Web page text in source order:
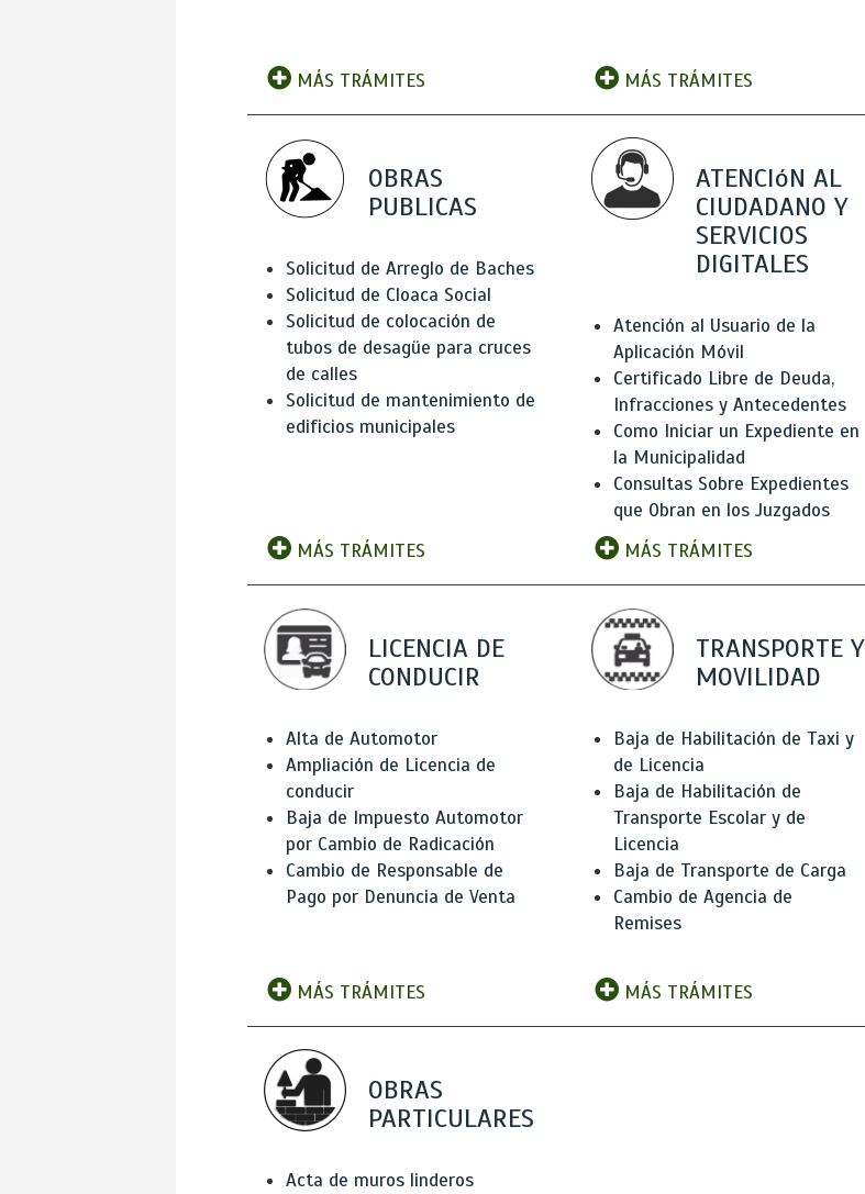
MÁS TRÁMITES MÁS TRÁMITES
OBRAS
PUBLICAS
Solicitud de Arreglo de Baches
Solicitud de Cloaca Social
Solicitud de colocación de
tubos de desagüe para cruces
de calles
Solicitud de mantenimiento de
edificios municipales
MÁS TRÁMITES
ATENCIóN AL
CIUDADANO Y
SERVICIOS
DIGITALES
Atención al Usuario de la
Aplicación Móvil
Certificado Libre de Deuda,
Infracciones y Antecedentes
Como Iniciar un Expediente en
la Municipalidad
Consultas Sobre Expedientes
que Obran en los Juzgados
MÁS TRÁMITES
LICENCIA DE
CONDUCIR
Alta de Automotor
Ampliación de Licencia de
conducir
Baja de Impuesto Automotor
por Cambio de Radicación
Cambio de Responsable de
Pago por Denuncia de Venta
MÁS TRÁMITES
TRANSPORTE Y
MOVILIDAD
Baja de Habilitación de Taxi y
de Licencia
Baja de Habilitación de
Transporte Escolar y de
Licencia
Baja de Transporte de Carga
Cambio de Agencia de
Remises
MÁS TRÁMITES
OBRAS
PARTICULARES
Acta de muros linderos